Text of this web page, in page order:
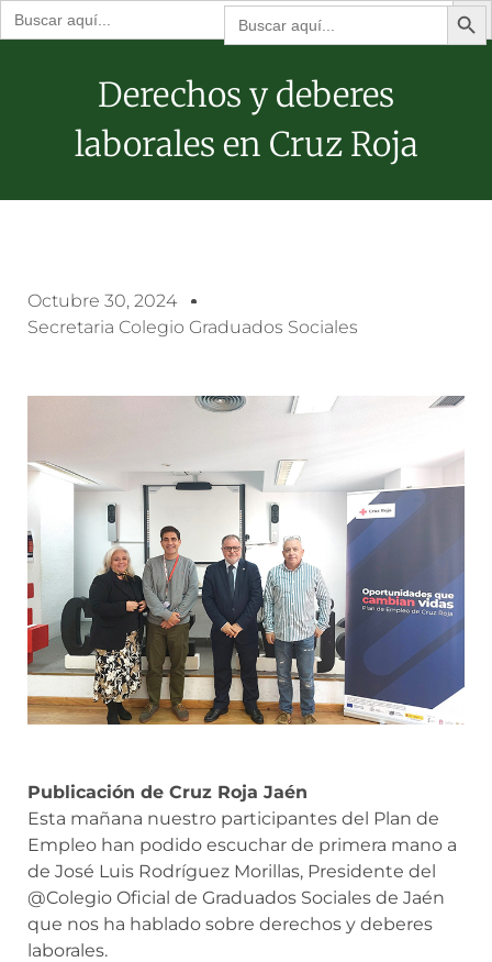
Buscar: Botón de
Buscar:
Derechos y deberes
laborales en Cruz Roja
Octubre 30, 2024
Secretaria Colegio Graduados Sociales
Publicación de Cruz Roja Jaén
Esta mañana nuestro participantes del Plan de
Empleo han podido escuchar de primera mano a
de José Luis Rodríguez Morillas, Presidente del
@Colegio Oficial de Graduados Sociales de Jaén
que nos ha hablado sobre derechos y deberes
laborales.